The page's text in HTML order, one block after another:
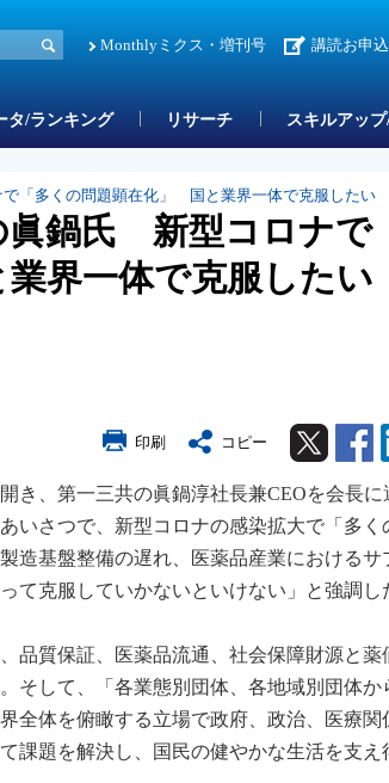
Monthlyミクス・増刊号 講読お申
タ/ランキング リサーチ スキルアッ
「多くの問題顕在化」 国と業界一体で克服したい
眞鍋氏 新型コロナで
界一体で克服したい
印刷 コピー Twitter
き、第一三共の眞鍋淳社長兼CEOを会長に
いさつで、新型コロナの感染拡大で「多く
造基盤整備の遅れ、医薬品産業におけるサ
克服していかないといけない」と強調し
品質保証、医薬品流通、社会保障財源と薬
して、「各業態別団体、各地域別団体か
全体を俯瞰する立場で政府、政治、医療関
課題を解決し、国民の健やかな生活を支え